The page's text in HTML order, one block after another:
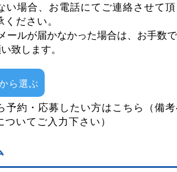
よくいただくご質問
福利厚生
webで仮登録
い場合、お電話にてご連絡させて
ださい。
ールが届かなかった場合は、お手数
致します。
ら選ぶ
予約・応募したい方はこちら（備
ついてご入力下さい）